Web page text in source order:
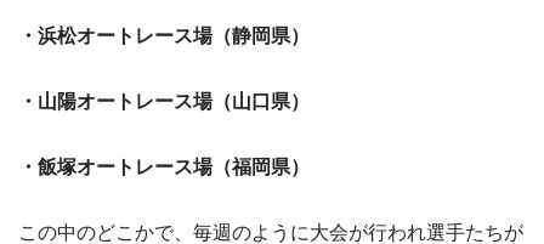
・浜松オートレース場（静岡県）
・山陽オートレース場（山口県）
・飯塚オートレース場（福岡県）
この中のどこかで、毎週のように大会が行われ選手たちが